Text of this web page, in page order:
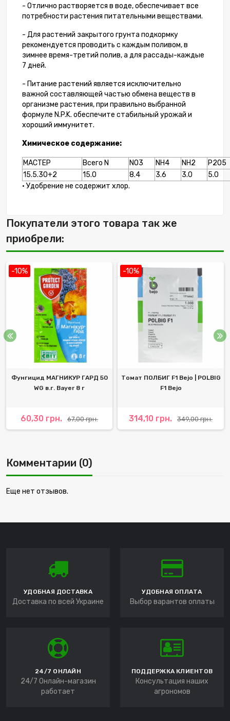
- Отлично растворяется в воде, обеспечивает все
потребности растения питательными веществами.
- Для растений закрытого грунта подкормку
рекомендуется проводить с каждым поливом, в
зимнее время-третий полив, а для рассады-каждые
7 дней.
- Питание растений является исключительно
важной составляющей частью обмена веществ в
организме растения, при правильно выбранной
формуле N.P.K. обеспечите стабильный урожай и
хороший иммунитет.
Химическое содержание:
МАСТЕР Всего N NO3 NH4 NH2
P2O5
15.5.30+2
15.0 8.4 3.6 3.0
5.0
• Удобрение не содержит хлор.
Покупатели этого товара так же
приобрели:
-10%
Фунгицид МАГНИКУР ГАРД 50
WG в.г. Bayer 8 г
60,30 грн. 67,00 грн.
-10%
Томат ПОЛБИГ F1 Bejo | POLBIG
F1 Bejo
314,10 грн. 349,00 грн.
Комментарии (0)
Еще нет отзывов.
УДОБНАЯ ДОСТАВКА
Доставка по всей Украине
УДОБНАЯ ОПЛАТА
Выбор варантов оплаты
24/7 ОНЛАЙН
24/7 Онлайн-магазин
работает
ПОДДЕРЖКА КЛИЕНТОВ
Консультация наших
агрономов